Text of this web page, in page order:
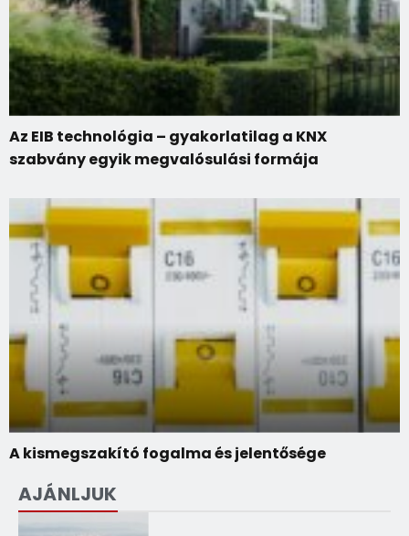
Az EIB technológia – gyakorlatilag a KNX
szabvány egyik megvalósulási formája
A kismegszakító fogalma és jelentősége
AJÁNLJUK